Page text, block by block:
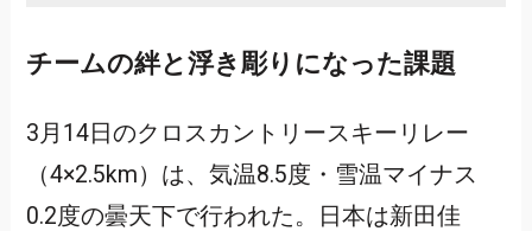
チームの絆と浮き彫りになった課題
3月14日のクロスカントリースキーリレー
（4×2.5km）は、気温8.5度・雪温マイナス
0.2度の曇天下で行われた。日本は新田佳